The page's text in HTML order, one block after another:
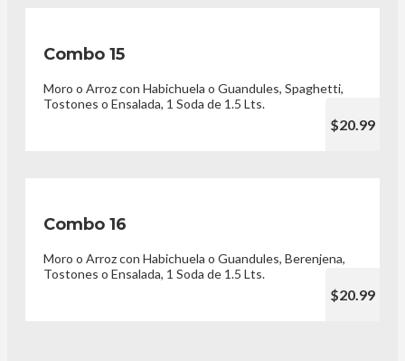
Combo 15
Moro o Arroz con Habichuela o Guandules, Spaghetti,
Tostones o Ensalada, 1 Soda de 1.5 Lts.
$20.99
Combo 16
Moro o Arroz con Habichuela o Guandules, Berenjena,
Tostones o Ensalada, 1 Soda de 1.5 Lts.
$20.99